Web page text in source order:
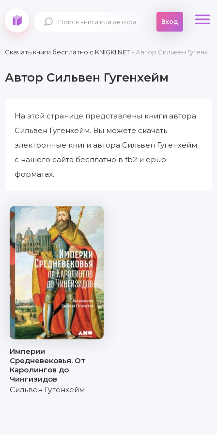
Вход
Скачать книги бесплатно c KNIGKI.NET» Автор Сильвен Гугенхейм
Автор Сильвен Гугенхейм
На этой странице представлены книги автора
Сильвен Гугенхейм. Вы можете скачать
электронные книги автора Сильвен Гугенхейм
с нашего сайта бесплатно в fb2 и epub
форматах.
Империи
Средневековья. От
Каролингов до
Чингизидов
Сильвен Гугенхейм